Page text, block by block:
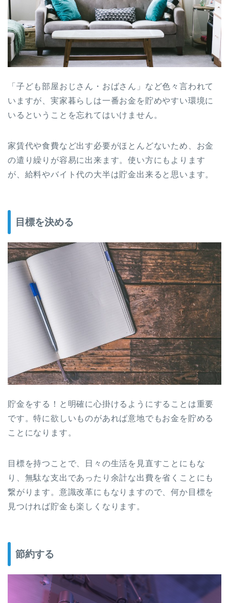
「子ども部屋おじさん・おばさん」など色々言われて
いますが、実家暮らしは一番お金を貯めやすい環境に
いるということを忘れてはいけません。
家賃代や食費など出す必要がほとんどないため、お金
の遣り繰りが容易に出来ます。使い方にもよります
が、 給料やバイト代の大半は貯金出来る と思います。
目標を決める
貯金をする！と明確に心掛けるようにすることは重要
です。特に欲しいものがあれば意地でもお金を貯める
ことになります。
目標を持つことで、日々の生活を見直すことにもな
り、無駄な支出であったり余計な出費を省くことにも
繋がります。意識改革にもなりますので、何か目標を
見つければ貯金も楽しくなります。
節約する